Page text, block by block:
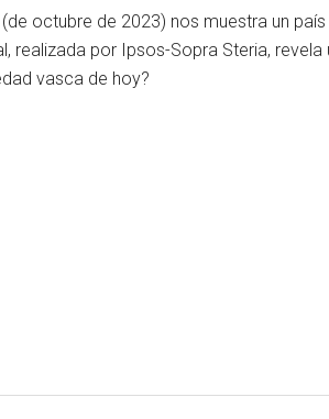
octubre de 2023) nos muestra un
realizada por Ipsos-Sopra Steria,
vasca de hoy?